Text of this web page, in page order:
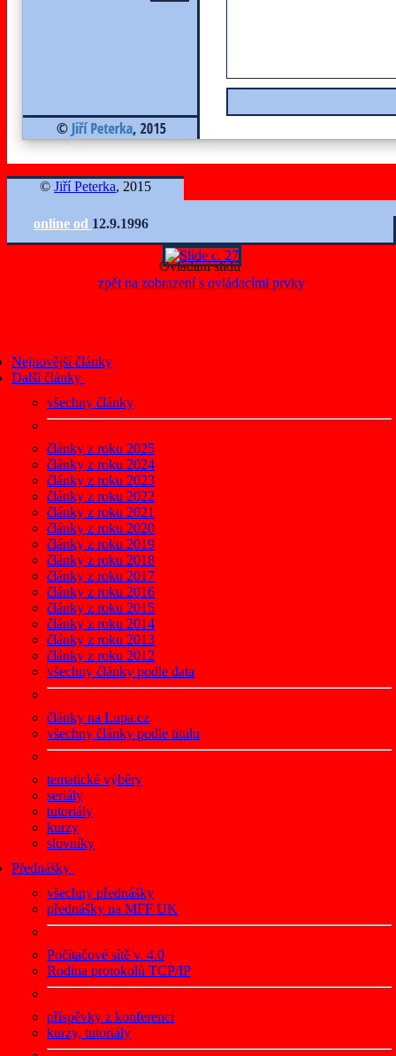
© Jiří Peterka, 2015
online od 12.9.1996
Ovládání slidů
Nejnovější články
Další články
všechny články
články z roku 2025
články z roku 2024
články z roku 2023
články z roku 2022
články z roku 2021
články z roku 2020
články z roku 2019
články z roku 2018
články z roku 2017
články z roku 2016
články z roku 2015
články z roku 2014
články z roku 2013
články z roku 2012
všechny články podle data
články na Lupa.cz
všechny články podle titulu
tematické výběry
seriály
tutoriály
kurzy
slovníky
Přednášky
všechny přednášky
přednášky na MFF UK
Počítačové sítě v. 4.0
Rodina protokolů TCP/IP
příspěvky z konferencí
kurzy, tutoriály
zpět na zobrazení s ovládacími prvky